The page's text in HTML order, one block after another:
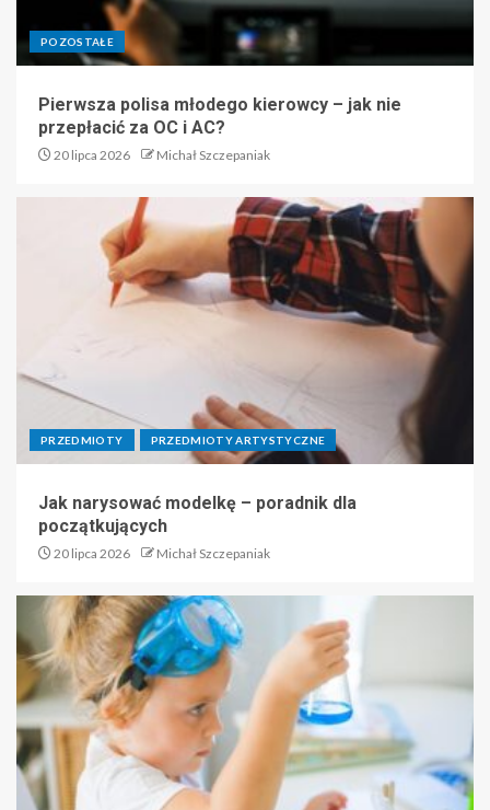
POZOSTAŁE
Pierwsza polisa młodego kierowcy – jak nie
przepłacić za OC i AC?
20 lipca 2026 Michał Szczepaniak
PRZEDMIOTY PRZEDMIOTY ARTYSTYCZNE
Jak narysować modelkę – poradnik dla
początkujących
20 lipca 2026 Michał Szczepaniak